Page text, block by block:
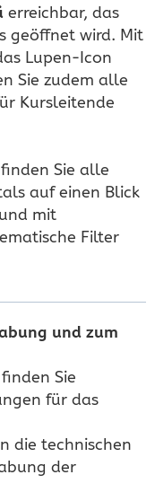
erreichbar, das
geöffnet wird. Mit
Lupen-Icon
Sie zudem alle
Kursleitende
Sie alle
auf einen Blick
mit
Filter
und zum
finden Sie
für das
die technischen
der